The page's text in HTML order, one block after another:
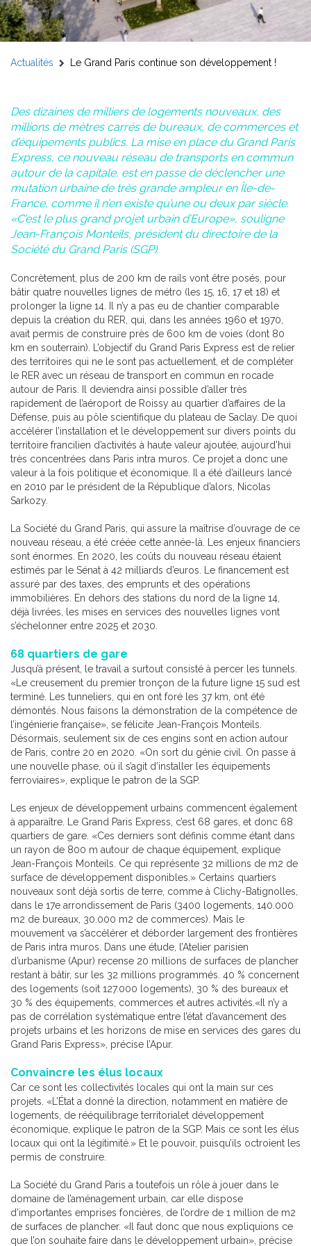
Actualités Le Grand Paris continue son développement !
Des dizaines de milliers de logements nouveaux, des
millions de mètres carrés de bureaux, de commerces et
d’équipements publics. La mise en place du Grand Paris
Express, ce nouveau réseau de transports en commun
autour de la capitale, est en passe de déclencher une
mutation urbaine de très grande ampleur en Île-de-
France, comme il n’en existe qu’une ou deux par siècle.
«C’est le plus grand projet urbain d’Europe», souligne
Jean-François Monteils, président du directoire de la
Société du Grand Paris (SGP).
Concrètement, plus de 200 km de rails vont être posés, pour
bâtir quatre nouvelles lignes de métro (les 15, 16, 17 et 18) et
prolonger la ligne 14. Il n’y a pas eu de chantier comparable
depuis la création du RER, qui, dans les années 1960 et 1970,
avait permis de construire près de 600 km de voies (dont 80
km en souterrain). L’objectif du Grand Paris Express est de relier
des territoires qui ne le sont pas actuellement, et de compléter
le RER avec un réseau de transport en commun en rocade
autour de Paris. Il deviendra ainsi possible d’aller très
rapidement de l’aéroport de Roissy au quartier d’affaires de la
Défense, puis au pôle scientifique du plateau de Saclay. De quoi
accélérer l’installation et le développement sur divers points du
territoire francilien d’activités à haute valeur ajoutée, aujourd’hui
très concentrées dans Paris intra muros. Ce projet a donc une
valeur à la fois politique et économique. Il a été d’ailleurs lancé
en 2010 par le président de la République d’alors, Nicolas
Sarkozy.
La Société du Grand Paris, qui assure la maîtrise d’ouvrage de ce
nouveau réseau, a été créée cette année-là. Les enjeux financiers
sont énormes. En 2020, les coûts du nouveau réseau étaient
estimés par le Sénat à 42 milliards d’euros. Le financement est
assuré par des taxes, des emprunts et des opérations
immobilières. En dehors des stations du nord de la ligne 14,
déjà livrées, les mises en services des nouvelles lignes vont
s’échelonner entre 2025 et 2030.
68 quartiers de gare
Jusqu’à présent, le travail a surtout consisté à percer les tunnels.
«Le creusement du premier tronçon de la future ligne 15 sud est
terminé. Les tunneliers, qui en ont foré les 37 km, ont été
démontés. Nous faisons la démonstration de la compétence de
l’ingénierie française», se félicite Jean-François Monteils.
Désormais, seulement six de ces engins sont en action autour
de Paris, contre 20 en 2020. «On sort du génie civil. On passe à
une nouvelle phase, où il s’agit d’installer les équipements
ferroviaires», explique le patron de la SGP.
Les enjeux de développement urbains commencent également
à apparaître. Le Grand Paris Express, c’est 68 gares, et donc 68
quartiers de gare. «Ces derniers sont définis comme étant dans
un rayon de 800 m autour de chaque équipement, explique
Jean-François Monteils. Ce qui représente 32 millions de m2 de
surface de développement disponibles.» Certains quartiers
nouveaux sont déjà sortis de terre, comme à Clichy-Batignolles,
dans le 17e arrondissement de Paris (3400 logements, 140.000
m2 de bureaux, 30.000 m2 de commerces). Mais le
mouvement va s’accélérer et déborder largement des frontières
de Paris intra muros. Dans une étude, l’Atelier parisien
d’urbanisme (Apur) recense 20 millions de surfaces de plancher
restant à bâtir, sur les 32 millions programmés. 40 % concernent
des logements (soit 127.000 logements), 30 % des bureaux et
30 % des équipements, commerces et autres activités.«Il n’y a
pas de corrélation systématique entre l’état d’avancement des
projets urbains et les horizons de mise en services des gares du
Grand Paris Express», précise l’Apur.
Convaincre les élus locaux
Car ce sont les collectivités locales qui ont la main sur ces
projets. «L’État a donné la direction, notamment en matière de
logements, de rééquilibrage territorialet développement
économique, explique le patron de la SGP. Mais ce sont les élus
locaux qui ont la légitimité.» Et le pouvoir, puisqu’ils octroient les
permis de construire.
La Société du Grand Paris a toutefois un rôle à jouer dans le
domaine de l’aménagement urbain, car elle dispose
d’importantes emprises foncières, de l’ordre de 1 million de m2
de surfaces de plancher. «Il faut donc que nous expliquions ce
que l’on souhaite faire dans le développement urbain», précise